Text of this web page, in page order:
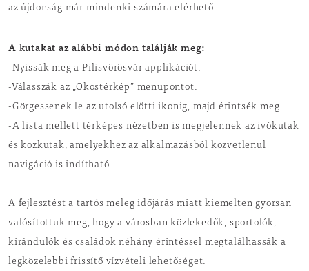
az újdonság már mindenki számára elérhető.
A kutakat az alábbi módon találják meg:
-Nyissák meg a Pilisvörösvár applikációt.
-Válasszák az „Okostérkép” menüpontot.
-Görgessenek le az utolsó előtti ikonig, majd érintsék meg.
-A lista mellett térképes nézetben is megjelennek az ivókutak
és közkutak, amelyekhez az alkalmazásból közvetlenül
navigáció is indítható.
A fejlesztést a tartós meleg időjárás miatt kiemelten gyorsan
valósítottuk meg, hogy a városban közlekedők, sportolók,
kirándulók és családok néhány érintéssel megtalálhassák a
legközelebbi frissítő vízvételi lehetőséget.